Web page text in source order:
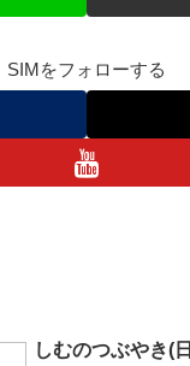
SIMをフォローする
しむのつぶやき(